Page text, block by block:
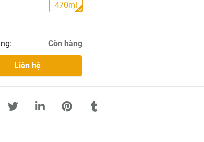
470ml
Còn hàng
Liên hệ